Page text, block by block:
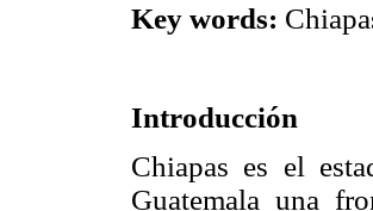
Key words:
Introducción
Chiapas es el
Guatemala una